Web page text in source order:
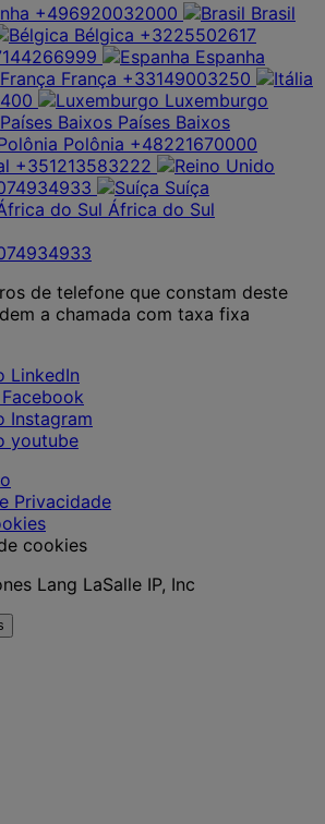
+496920032000
Brasil
Bélgica +3225502617
Espanha
França +33149003250
Luxemburgo
Países Baixos
Polônia +48221670000
+351213583222
Suíça
África do Sul
de telefone que constam deste
a chamada com taxa fixa
Privacidade
cookies
Lang LaSalle IP, Inc